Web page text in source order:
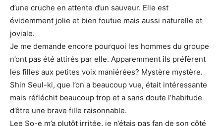
d’une cruche en attente d’un sauveur. Elle est
évidemment jolie et bien foutue mais aussi naturelle et
joviale.
Je me demande encore pourquoi les hommes du groupe
n’ont pas été attirés par elle. Apparemment ils préfèrent
les filles aux petites voix maniérées? Mystère mystère.
Shin Seul-ki, que l’on a beaucoup vue, était intéressante
mais réfléchit beaucoup trop et a sans doute l’habitude
d’être une brave fille raisonnable.
Lee So-e m’a plutôt irritée, je n’étais pas fan de son côté